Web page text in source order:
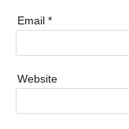
Email *
Website